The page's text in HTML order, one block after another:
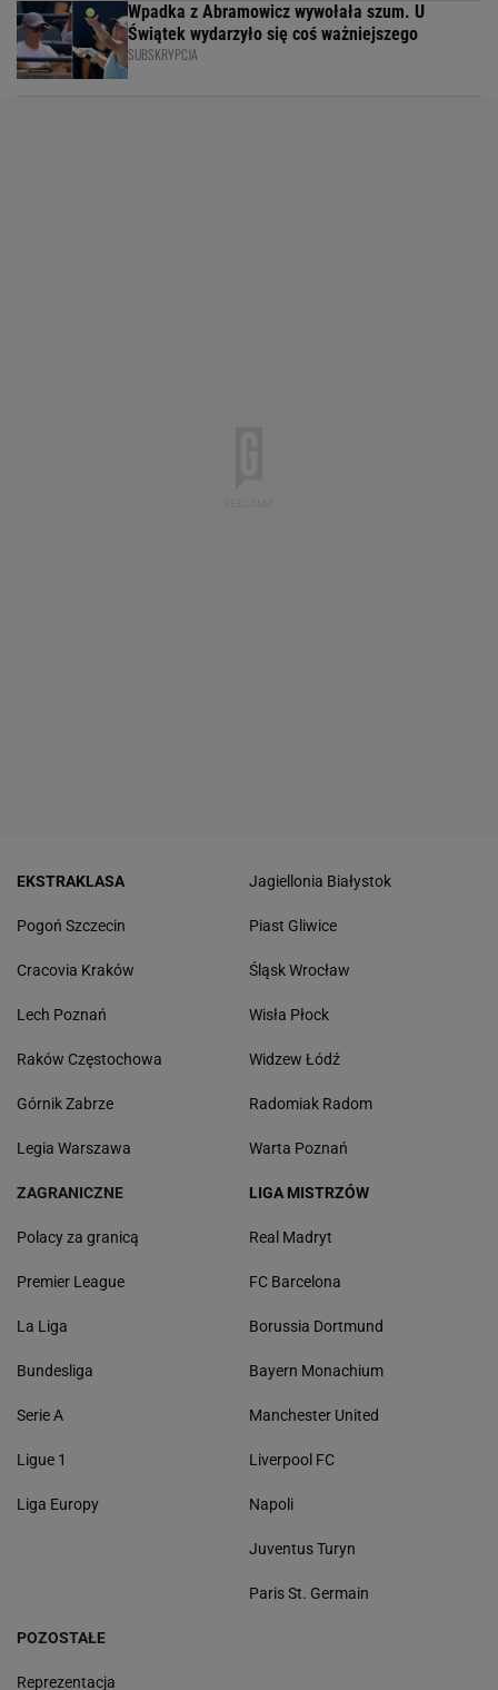
Wpadka z Abramowicz wywołała szum. U
Świątek wydarzyło się coś ważniejszego
SUBSKRYPCJA
EKSTRAKLASA
Pogoń Szczecin
Cracovia Kraków
Lech Poznań
Raków Częstochowa
Górnik Zabrze
Legia Warszawa
Jagiellonia Białystok
Piast Gliwice
Śląsk Wrocław
Wisła Płock
Widzew Łódź
Radomiak Radom
Warta Poznań
ZAGRANICZNE
Polacy za granicą
Premier League
La Liga
Bundesliga
Serie A
Ligue 1
Liga Europy
LIGA MISTRZÓW
Real Madryt
FC Barcelona
Borussia Dortmund
Bayern Monachium
Manchester United
Liverpool FC
Napoli
Juventus Turyn
Paris St. Germain
POZOSTAŁE
Reprezentacja